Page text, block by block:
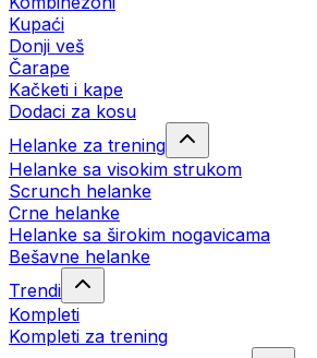
Kupaći
Donji veš
Čarape
Kačketi i kape
Dodaci za kosu
Helanke za trening
Helanke sa visokim strukom
Scrunch helanke
Crne helanke
Helanke sa širokim nogavicama
Bešavne helanke
Trendi
Kompleti
Kompleti za trening